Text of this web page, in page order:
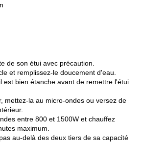
de son étui avec précaution.
et remplissez-le doucement d'eau.
est bien étanche avant de remettre l'étui
mettez-la au micro-ondes ou versez de
entre 800 et 1500W et chauffez
maximum.
au-delà des deux tiers de sa capacité